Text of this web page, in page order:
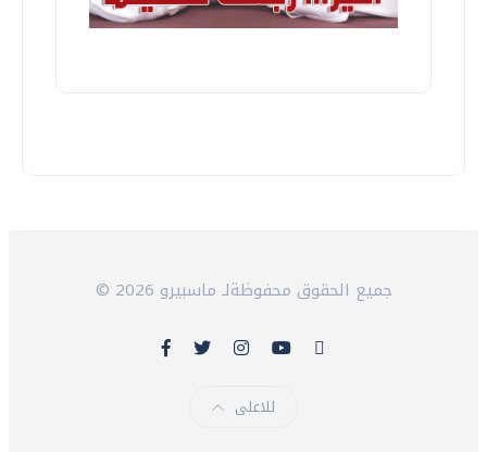
© 2026 جميع الحقوق محفوظةلـ ماسبيرو
للاعلى